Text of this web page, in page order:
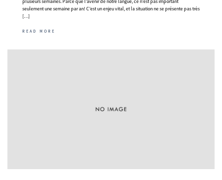
seulement une semaine par an! C’est un enjeu vital, et la situation ne se présente pas très
[…]
READ MORE